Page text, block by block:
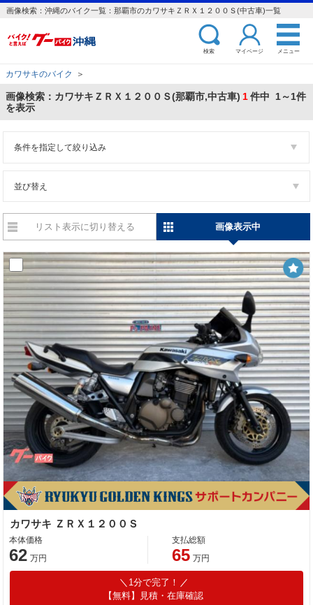
画像検索：沖縄のバイク一覧：那覇市のカワサキＺＲＸ１２００Ｓ(中古車)一覧
検索 マイページ メニュー
カワサキのバイク ＞
画像検索：カワサキＺＲＸ１２００Ｓ(那覇市,中古車) 1件中 1～1件
を表示
条件を指定して絞り込み
並び替え
リスト表示に切り替える 画像表示中
カワサキ ＺＲＸ１２００Ｓ
本体価格
62 万円
支払総額
65 万円
1分で完了！
【無料】見積・在庫確認